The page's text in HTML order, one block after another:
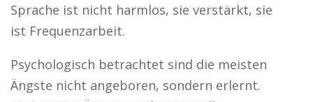
Sprache ist nicht harmlos, sie verstärkt, sie
ist Frequenzarbeit.
Psychologisch betrachtet sind die meisten
Ängste nicht angeboren, sondern erlernt.